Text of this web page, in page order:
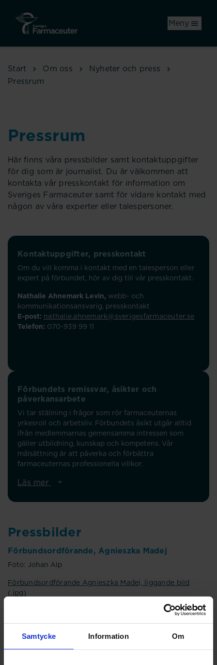
Samtycke Information Om
Meny
Start Om oss
Nyheter och press
Pressrum
Pressrum
Här finns våra pressbilder samt kontaktuppgifter
för dig som är journalist. Du är välkommen att
kontakta vår presskontakt för information om
Sveriges Farmaceuter samt för vidare kontakt med
någon av våra experter eller talespersoner.
Kontaktuppgifter, presskontakt
Om du vill komma i kontakt med en talesperson eller
expert på förbundet, hör av dig till vår presskontakt.
Nathalie Ahnemark Levin, webb- och
kommunikationsansvarig, presskontakt
E-post: nathalie.ahnemark@sverigesfarmaceuter.se
Telefon: 070-939 99 11
Förbundets remissvar, åsikter och
påverkansarbete
Vi tar ställning i frågor som rör farmaceuternas
yrkesroll och arbetsliv. Förbundets åsikt utgår alltid
ifrån medlemmarnas gemensamma intressen som
gäller utbildning, kunskap och kompetens. Vår
målsättning är att påverka och förbättra
farmaceuternas professionella villkor.
Läs mer
Pressbilder
Förbundsordförande, Agnieszka Madej
Foto: Johan Alp
Förbundsordförande Agnieszka Madej, liggande bild
(.jpg)
Förbundsordförande Agnieszka Madej, liggande bild
Förbundsordförande Agnieszka Madej, stående bild (.jpg)
Förbundsdirektör, Martin Östberg